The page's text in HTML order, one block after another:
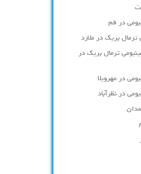
در قم
ترمال بریک در ملارد
ترمال بریک در
در مهرویلا
در نظرآباد